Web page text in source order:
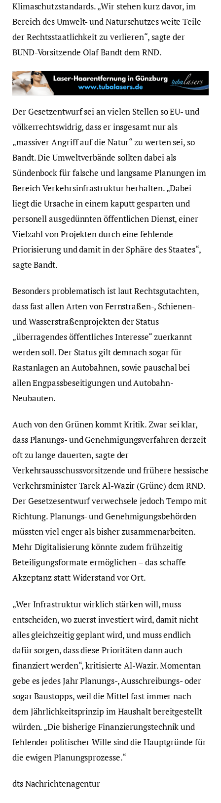
Klimaschutzstandards. „Wir stehen kurz davor, im
Bereich des Umwelt- und Naturschutzes weite Teile
der Rechtsstaatlichkeit zu verlieren“, sagte der
BUND-Vorsitzende Olaf Bandt dem RND.
Der Gesetzentwurf sei an vielen Stellen so EU- und
völkerrechtswidrig, dass er insgesamt nur als
„massiver Angriff auf die Natur“ zu werten sei, so
Bandt. Die Umweltverbände sollten dabei als
Sündenbock für falsche und langsame Planungen im
Bereich Verkehrsinfrastruktur herhalten. „Dabei
liegt die Ursache in einem kaputt gesparten und
personell ausgedünnten öffentlichen Dienst, einer
Vielzahl von Projekten durch eine fehlende
Priorisierung und damit in der Sphäre des Staates“,
sagte Bandt.
Besonders problematisch ist laut Rechtsgutachten,
dass fast allen Arten von Fernstraßen-, Schienen-
und Wasserstraßenprojekten der Status
„überragendes öffentliches Interesse“ zuerkannt
werden soll. Der Status gilt demnach sogar für
Rastanlagen an Autobahnen, sowie pauschal bei
allen Engpassbeseitigungen und Autobahn-
Neubauten.
Auch von den Grünen kommt Kritik. Zwar sei klar,
dass Planungs- und Genehmigungsverfahren derzeit
oft zu lange dauerten, sagte der
Verkehrsausschussvorsitzende und frühere hessische
Verkehrsminister Tarek Al-Wazir (Grüne) dem RND.
Der Gesetzesentwurf verwechsele jedoch Tempo mit
Richtung. Planungs- und Genehmigungsbehörden
müssten viel enger als bisher zusammenarbeiten.
Mehr Digitalisierung könnte zudem frühzeitig
Beteiligungsformate ermöglichen – das schaffe
Akzeptanz statt Widerstand vor Ort.
„Wer Infrastruktur wirklich stärken will, muss
entscheiden, wo zuerst investiert wird, damit nicht
alles gleichzeitig geplant wird, und muss endlich
dafür sorgen, dass diese Prioritäten dann auch
finanziert werden“, kritisierte Al-Wazir. Momentan
gebe es jedes Jahr Planungs-, Ausschreibungs- oder
sogar Baustopps, weil die Mittel fast immer nach
dem Jährlichkeitsprinzip im Haushalt bereitgestellt
würden. „Die bisherige Finanzierungstechnik und
fehlender politischer Wille sind die Hauptgründe für
die ewigen Planungsprozesse.“
dts Nachrichtenagentur